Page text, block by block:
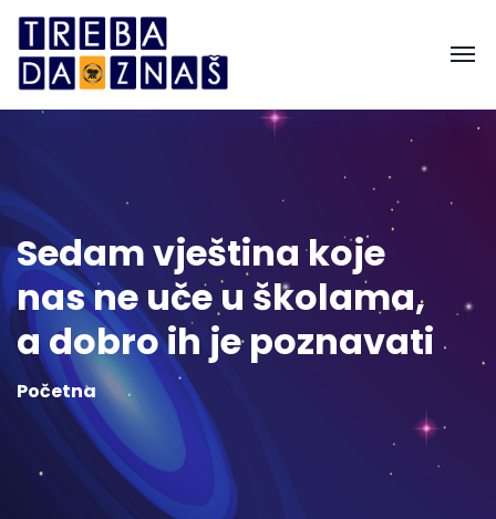
Sedam vještina koje
nas ne uče u školama,
a dobro ih je poznavati
Početna